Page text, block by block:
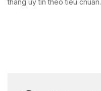
tháng uy tín theo tiêu chuẩn.